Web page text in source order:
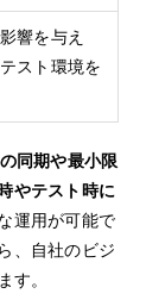
響を与え
スト環境を
同期や最小限
やテスト時に
運用が可能で
、自社のビジ
す。